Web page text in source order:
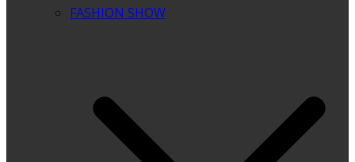
FASHION SHOW